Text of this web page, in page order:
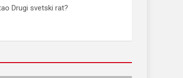
Drugi svetski rat?